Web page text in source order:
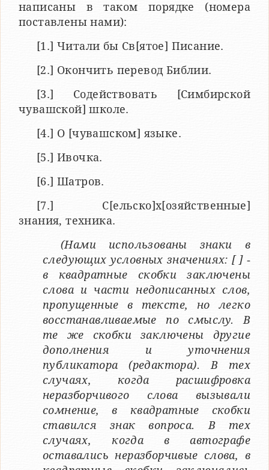
написаны в таком порядке (номера
поставлены нами):
[1.] Читали бы Св[ятое] Писание.
[2.] Окончить перевод Библии.
[3.] Содействовать [Симбирской
чувашской] школе.
[4.] О [чувашском] языке.
[5.] Ивочка.
[6.] Шатров.
[7.] С[ельско]х[озяйственные]
знания, техника.
(Нами использованы знаки в
следующих условных значениях: [ ] ‑
в квадратные скобки заключены
слова и части недописанных слов,
пропущенные в тексте, но легко
восстанавливаемые по смыслу. В
те же скобки заключены другие
дополнения и уточнения
публикатора (редактора). В тех
случаях, когда расшифровка
неразборчивого слова вызывали
сомнение, в квадратные скобки
ставился знак вопроса. В тех
случаях, когда в автографе
оставались неразборчивые слова, в